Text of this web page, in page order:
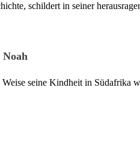
schildert in seiner
Noah
seine Kindheit in Südafrika